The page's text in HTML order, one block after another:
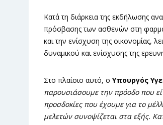
Κατά τη διάρκεια της εκδήλωσης
πρόσβασης των ασθενών στη
και την ενίσχυση της οικονομίας,
δυναμικού και ενίσχυσης της
Στο πλαίσιο αυτό, ο Υπουργός
παρουσιάσουμε την πρόοδο που
προσδοκίες που έχουμε για το
μελετών συνοψίζεται στα εξής.